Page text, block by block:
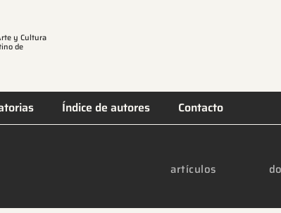
y Cultura
de
Índice de autores Contacto
artículos